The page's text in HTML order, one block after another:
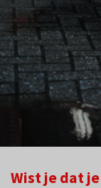
Wist je dat